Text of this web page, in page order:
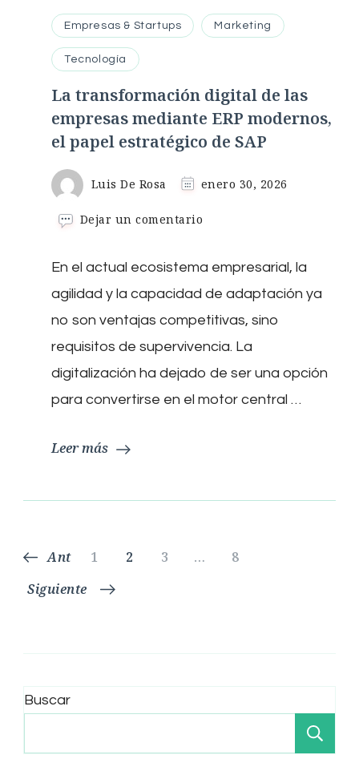
Empresas & Startups Marketing
Tecnología
La transformación digital de las
empresas mediante ERP modernos,
el papel estratégico de SAP
Luis De Rosa enero 30, 2026
Dejar un comentario
digital
de
las
empresas
ERP
modernos,
papel
En el actual ecosistema empresarial, la
agilidad y la capacidad de adaptación ya
no son ventajas competitivas, sino
requisitos de supervivencia. La
digitalización ha dejado de ser una opción
para convertirse en el motor central …
Leer más
Paginación
de
Ant Página
1 Página
2 Página
3 … Página
8
Siguiente
Buscar